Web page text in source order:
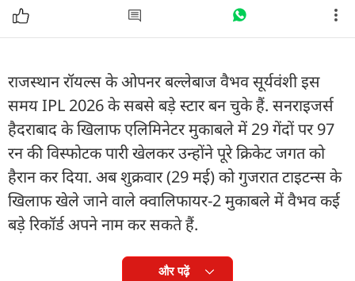
राजस्थान रॉयल्स के ओपनर बल्लेबाज वैभव सूर्यवंशी इस
समय IPL 2026 के सबसे बड़े स्टार बन चुके हैं. सनराइजर्स
हैदराबाद के खिलाफ एलिमिनेटर मुकाबले में 29 गेंदों पर 97
रन की विस्फोटक पारी खेलकर उन्होंने पूरे क्रिकेट जगत को
हैरान कर दिया. अब शुक्रवार (29 मई) को गुजरात टाइटन्स के
खिलाफ खेले जाने वाले क्वालिफायर-2 मुकाबले में वैभव कई
बड़े रिकॉर्ड अपने नाम कर सकते हैं.
और पढ़ें